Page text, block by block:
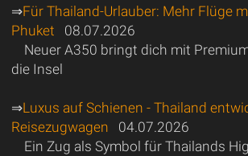
⇒Für Thailand-Urlauber: Mehr Flüge
Phuket 08.07.2026
Neuer A350 bringt dich mit
die Insel
⇒Luxus auf Schienen - Thailand
Reisezugwagen 04.07.2026
Ein Zug als Symbol für Thailands